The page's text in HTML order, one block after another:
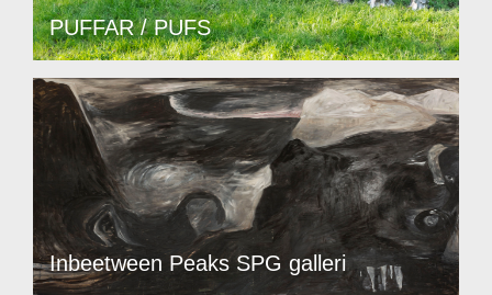
PUFFAR / PUFS
Inbeetween Peaks SPG galleri